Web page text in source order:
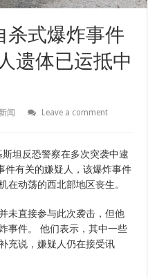
杀式爆炸事件
遗体已运抵中
闻
Leave a comment
坦反恐警察在多次突袭中逮
件有关的嫌疑人，该爆炸事件
在动荡的西北部地区丧生。
未直接参与此次袭击，但他
事件。 他们表示，其中一些
充说，嫌疑人仍在接受讯